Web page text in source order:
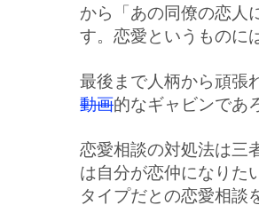
から「あの同僚の恋人
す。恋愛というものに
最後まで人柄から頑張
動画的なギャビンであ
恋愛相談の対処法は三
は自分が恋仲になりた
タイプだとの恋愛相談